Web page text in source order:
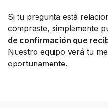
Si tu pregunta está
compraste, simplemente
de confirmación que
Nuestro equipo verá tu
oportunamente.